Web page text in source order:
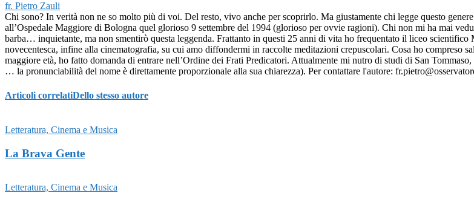
fr. Pietro Zauli
Chi sono? In verità non ne so molto più di voi. Del resto, vivo anche per scoprirlo. Ma giustamente chi legge questo
all’Ospedale Maggiore di Bologna quel glorioso 9 settembre del 1994 (glorioso per ovvie ragioni). Chi non mi ha mai
barba… inquietante, ma non smentirò questa leggenda. Frattanto in questi 25 anni di vita ho frequentato il liceo
novecentesca, infine alla cinematografia, su cui amo diffondermi in raccolte meditazioni crepuscolari. Cosa ho compreso
maggiore età, ho fatto domanda di entrare nell’Ordine dei Frati Predicatori. Attualmente mi nutro di studi di San
… la pronunciabilità del nome è direttamente proporzionale alla sua chiarezza). Per contattare l'autore:
Articoli correlatiDello stesso autore
Letteratura, Cinema e Musica
La Brava Gente
Letteratura, Cinema e Musica